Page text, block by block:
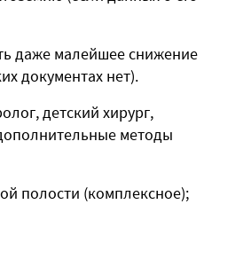
даже малейшее снижение
документах нет).
детский хирург,
методы
полости (комплексное);